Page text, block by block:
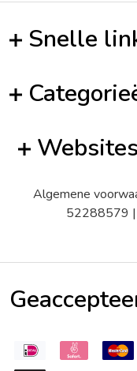
Snelle
Websites
Algemene
52288579